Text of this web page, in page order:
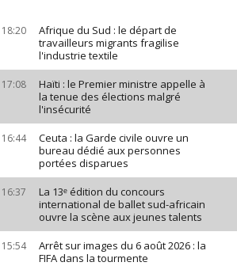
18:20
Afrique du Sud : le départ de
travailleurs migrants fragilise
l'industrie textile
17:08
Haïti : le Premier ministre appelle à
la tenue des élections malgré
l'insécurité
16:44
Ceuta : la Garde civile ouvre un
bureau dédié aux personnes
portées disparues
16:37
La 13ᵉ édition du concours
international de ballet sud-africain
ouvre la scène aux jeunes talents
15:54
Arrêt sur images du 6 août 2026 : la
FIFA dans la tourmente